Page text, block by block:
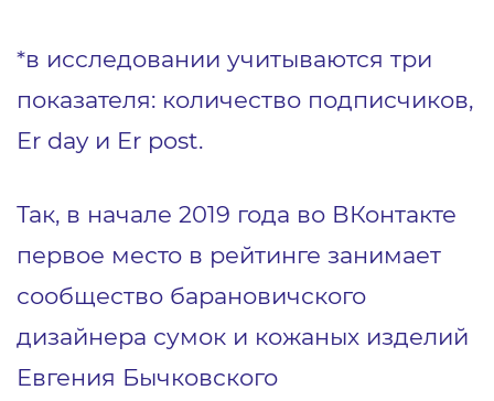
*в исследовании учитываются три
показателя: количество подписчиков,
Er day и Er post.
Так, в начале 2019 года во ВКонтакте
первое место в рейтинге занимает
сообщество барановичского
дизайнера сумок и кожаных изделий
Евгения Бычковского